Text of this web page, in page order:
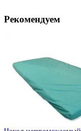
Рекомендуем